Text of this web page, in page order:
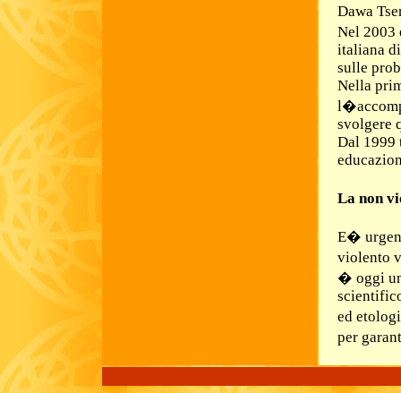
Dawa
Nel 2003
italiana
sulle
Nella
svolgere
Dal 1999
La non
E�
violento
� oggi
ed
per